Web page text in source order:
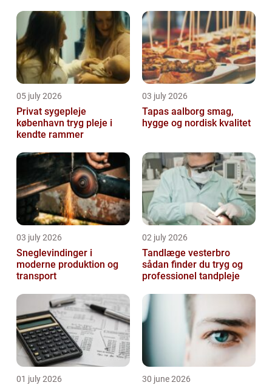
05 july 2026
Privat sygepleje
københavn tryg pleje i
kendte rammer
03 july 2026
Tapas aalborg smag,
hygge og nordisk kvalitet
03 july 2026
Sneglevindinger i
moderne produktion og
transport
02 july 2026
Tandlæge vesterbro
sådan finder du tryg og
professionel tandpleje
01 july 2026 30 june 2026